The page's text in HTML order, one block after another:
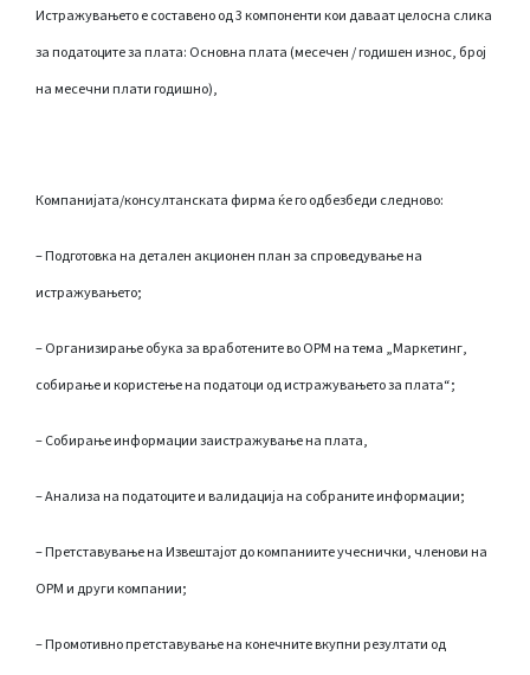
Истражувањето е составено од 3 компоненти кои даваат целосна слика
за податоците за плата: Основна плата (месечен / годишен износ, број
на месечни плати годишно),
Компанијата/консултанската фирма ќе го одбезбеди следново:
– Подготовка на детален акционен план за спроведување на
истражувањето;
– Организирање обука за вработените во ОРМ на тема „Маркетинг,
собирање и користење на податоци од истражувањето за плата“;
– Собирање информации заистражување на плата,
– Анализа на податоците и валидација на собраните информации;
– Претставување на Извештајот до компаниите учеснички, членови на
ОРМ и други компании;
– Промотивно претставување на конечните вкупни резултати од